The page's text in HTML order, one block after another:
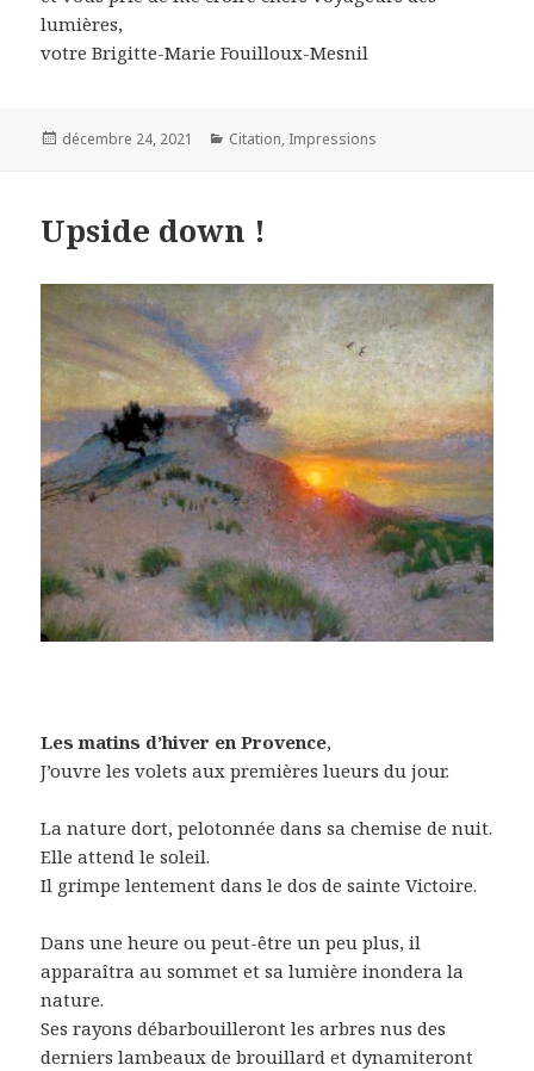
lumières,
votre Brigitte-Marie Fouilloux-Mesnil
Posted
décembre 24, 2021 Categories
Citation, Impressions
Upside down !
Les matins d’hiver en Provence,
J’ouvre les volets aux premières lueurs du jour.
La nature dort, pelotonnée dans sa chemise de nuit.
Elle attend le soleil.
Il grimpe lentement dans le dos de sainte Victoire.
Dans une heure ou peut-être un peu plus, il
apparaîtra au sommet et sa lumière inondera la
nature.
Ses rayons débarbouilleront les arbres nus des
derniers lambeaux de brouillard et dynamiteront